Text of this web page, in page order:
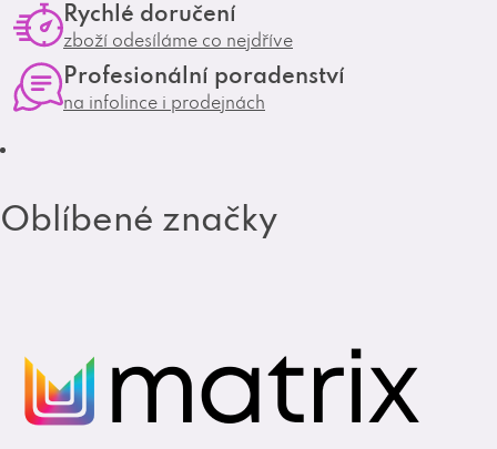
g
a
m
o
o
k
Rychlé doručení
zboží odesíláme co nejdříve
Profesionální poradenství
na infolince i prodejnách
Oblíbené značky